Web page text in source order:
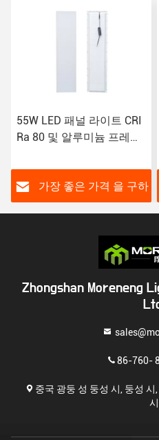
600*600mm 36W 40W
48W 60W AC175-265V에
라이트
가장 좋은 가격 을 구하
Zhongshan Moreneng
86-760-
중국 광둥 성 둥성 시, 둥성 시
시